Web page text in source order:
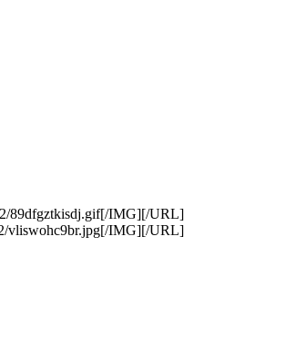
89dfgztkisdj.gif[/IMG][/URL]
vliswohc9br.jpg[/IMG][/URL]